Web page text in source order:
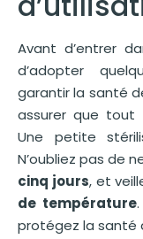
Avant d’entrer
d’adopter
garantir la santé
assurer que tout
Une petite
N’oubliez pas de
cinq jours, et
de température
protégez la santé